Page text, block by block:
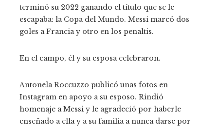
terminó su 2022 ganando el título que se le
escapaba: la Copa del Mundo. Messi marcó dos
goles a Francia y otro en los penaltis.
En el campo, él y su esposa celebraron.
Antonela Roccuzzo publicó unas fotos en
Instagram en apoyo a su esposo. Rindió
homenaje a Messi y le agradeció por haberle
enseñado a ella y a su familia a nunca darse por